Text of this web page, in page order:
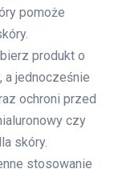
pomoże
produkt o
a jednocześnie
ochroni przed
czy
skóry.
stosowanie